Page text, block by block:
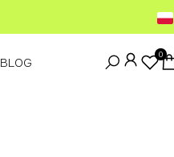
GWARANCJA AUTENTYCZNOŚCI →
BLOG
0